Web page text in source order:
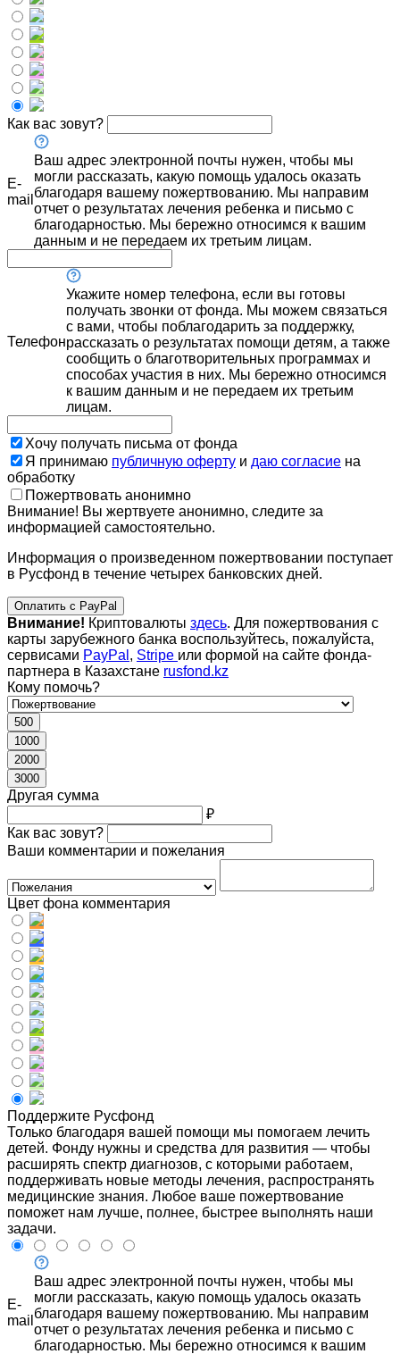
Как вас зовут?
E-
mail
Ваш адрес электронной почты нужен, чтобы мы
могли рассказать, какую помощь удалось оказать
благодаря вашему пожертвованию. Мы направим
отчет о результатах лечения ребенка и письмо с
благодарностью. Мы бережно относимся к вашим
данным и не передаем их третьим лицам.
Телефон
Укажите номер телефона, если вы готовы
получать звонки от фонда. Мы можем связаться
с вами, чтобы поблагодарить за поддержку,
рассказать о результатах помощи детям, а также
сообщить о благотворительных программах и
способах участия в них. Мы бережно относимся
к вашим данным и не передаем их третьим
лицам.
Хочу получать письма от фонда
Я принимаю публичную оферту и даю согласие на
обработку
Пожертвовать анонимно
Внимание! Вы жертвуете анонимно, следите за
информацией самостоятельно.
Информация о произведенном пожертвовании поступает
в Русфонд в течение четырех банковских дней.
Оплатить с PayPal
Внимание! Криптовалюты здесь. Для пожертвования с
карты зарубежного банка воспользуйтесь, пожалуйста,
сервисами PayPal , Stripe или формой на сайте фонда-
партнера в Казахстане rusfond.kz
Кому помочь?
500
1000
2000
3000
Другая сумма
₽
Как вас зовут?
Ваши комментарии и пожелания
Цвет фона комментария
Поддержите Русфонд
Только благодаря вашей помощи мы помогаем лечить
детей. Фонду нужны и средства для развития — чтобы
расширять спектр диагнозов, с которыми работаем,
поддерживать новые методы лечения, распространять
медицинские знания. Любое ваше пожертвование
поможет нам лучше, полнее, быстрее выполнять наши
задачи.
E-
mail
Ваш адрес электронной почты нужен, чтобы мы
могли рассказать, какую помощь удалось оказать
благодаря вашему пожертвованию. Мы направим
отчет о результатах лечения ребенка и письмо с
благодарностью. Мы бережно относимся к вашим